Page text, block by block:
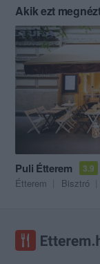
Akik ezt
Puli Étterem 3.9
Étterem Bisztró